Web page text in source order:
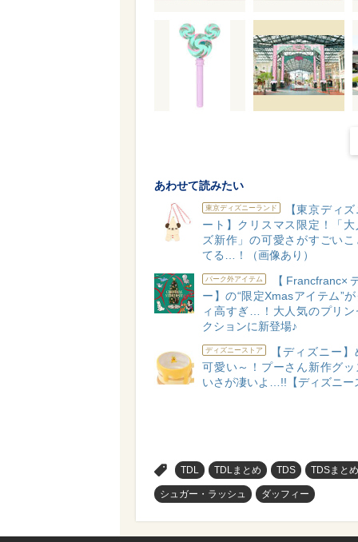
あわせて読みたい
東京ディズニーランド
【東京ディ
ート】クリスマス限定！「
ズ新作」の可愛さがすごい
てる…！（画像あり）
パーク外アイテム
【Francfranc×
ー】の“限定Xmasアイテム”
ィ高すぎ…！大人気のプリン
クションに新登場♪
ディズニーストア
【ディズニー
可愛い～！プーさん新作グッ
いさが凄いよ…!!【ディズニー
TDL TDLまとめ TDS TDSまとめ
シュガー・ラッシュ ダッフィー